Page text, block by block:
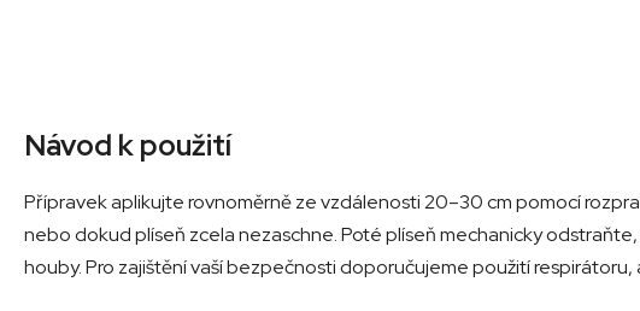
Návod k použití
Přípravek aplikujte rovnoměrně ze vzdálenosti 20–30 cm pomocí
nebo dokud plíseň zcela nezaschne. Poté plíseň mechanicky
houby. Pro zajištění vaší bezpečnosti doporučujeme použití